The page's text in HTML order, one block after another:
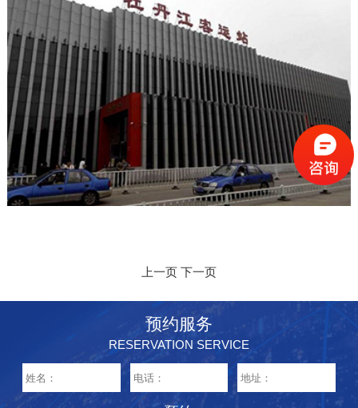
上一页 下一页
预约服务
RESERVATION SERVICE